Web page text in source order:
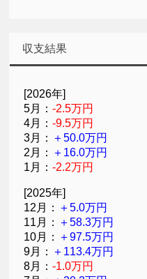
収支結果
[2026年]
5月：-2.5万円
4月：-9.5万円
3月： ＋50.0万円
2月： ＋16.0万円
1月：-2.2万円
[2025年]
12月： ＋5.0万円
11月： ＋58.3万円
10月： ＋97.5万円
9月： ＋113.4万円
8月：-1.0万円